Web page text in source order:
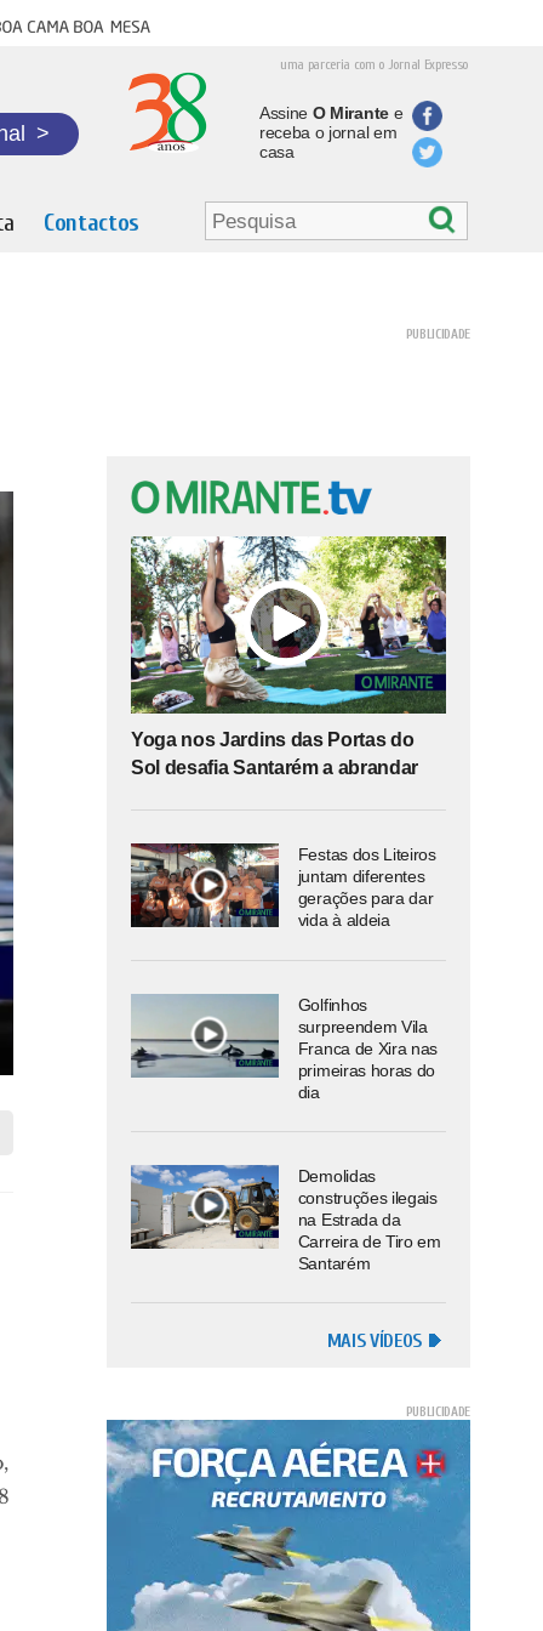
cama boa mesa
uma parceria com o Jornal Expresso
>
Assine O Mirantee
receba o jornal em
casa
Contactos
Yoga nos Jardins das Portas do
Sol desafia Santarém a abrandar
Festas dos Liteiros
juntam diferentes
gerações para dar
vida à aldeia
Golfinhos
surpreendem Vila
Franca de Xira nas
primeiras horas do
dia
Demolidas
construções ilegais
na Estrada da
Carreira de Tiro em
Santarém
MAIS VÍDEOS